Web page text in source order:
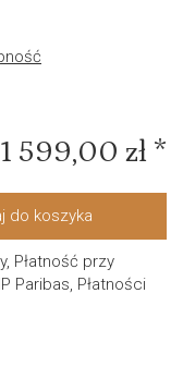
1 599,00 zł *
do koszyka
Płatność przy
Paribas, Płatności